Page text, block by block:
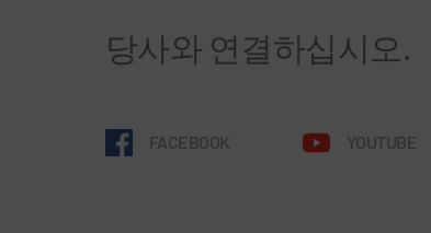
당사와 연결하십시오.
FACEBOOK YOUTUBE